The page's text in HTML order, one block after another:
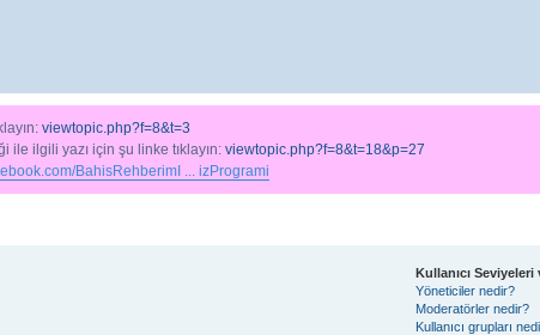
viewtopic.php?f=8&t=3
ile ilgili yazı için şu linke tıklayın: viewtopic.php?f=8&t=18&p=27
BahisRehberimI ... izProgrami
Kullanıcı Seviyeleri
Yöneticiler nedir?
Moderatörler nedir?
Kullanıcı grupları